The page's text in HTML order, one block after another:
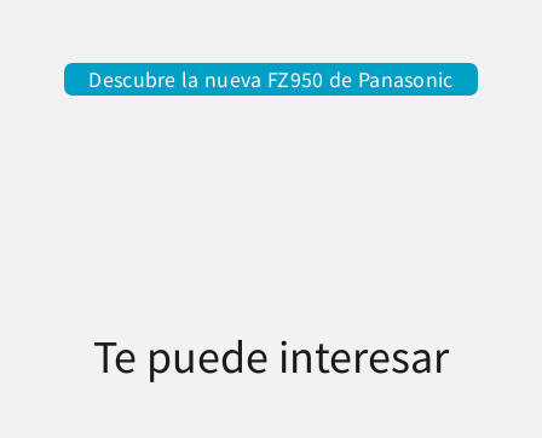
Descubre la nueva FZ950 de Panasonic
Te puede interesar